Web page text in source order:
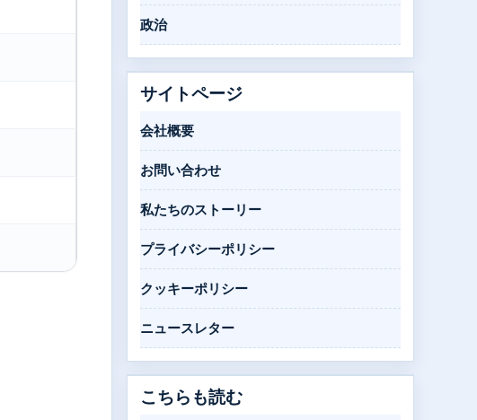
政治
サイトページ
会社概要
お問い合わせ
私たちのストーリー
プライバシーポリシー
クッキーポリシー
ニュースレター
こちらも読む